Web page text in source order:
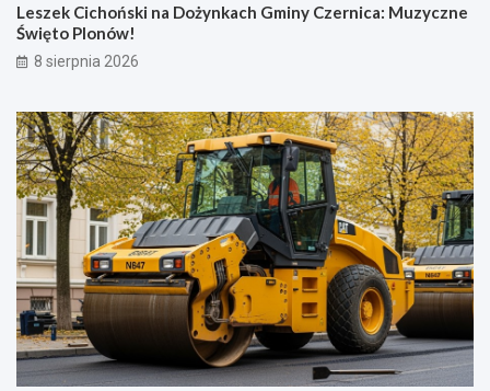
Leszek Cichoński na Dożynkach Gminy Czernica: Muzyczne
Święto Plonów!
8 sierpnia 2026